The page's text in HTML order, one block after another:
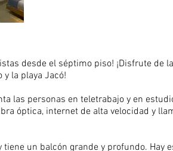
desde el séptimo piso! ¡Disfrute de
la playa Jacó!
las personas en teletrabajo y en
óptica, internet de alta velocidad y
un balcón grande y profundo. Hay